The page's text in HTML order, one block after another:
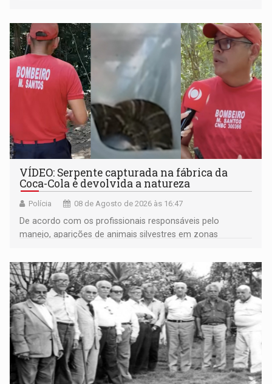
VÍDEO: Serpente capturada na fábrica da
Coca-Cola é devolvida a natureza
Polícia 08 de Agosto de 2026 às 16:47
De acordo com os profissionais responsáveis pelo
manejo, aparições de animais silvestres em zonas